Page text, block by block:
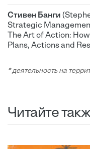
Стивен Банги
Strategic
The Art of Action:
Plans, Actions and
* деятельность на
Читайте